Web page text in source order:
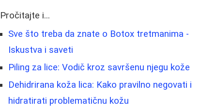
Pročitajte i...
Sve što treba da znate o Botox tretmanima -
Iskustva i saveti
Piling za lice: Vodič kroz savršenu njegu kože
Dehidrirana koža lica: Kako pravilno negovati i
hidratirati problematičnu kožu